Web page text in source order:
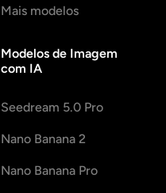
Mais modelos
Modelos de Imagem
com IA
Seedream 5.0 Pro
Nano Banana 2
Nano Banana Pro